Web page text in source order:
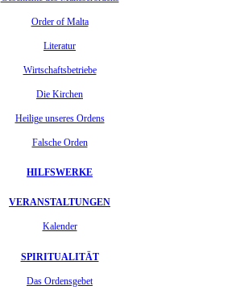
Order of Malta
Literatur
Wirtschaftsbetriebe
Die Kirchen
Heilige unseres Ordens
Falsche Orden
HILFSWERKE
VERANSTALTUNGEN
Kalender
SPIRITUALITÄT
Das Ordensgebet